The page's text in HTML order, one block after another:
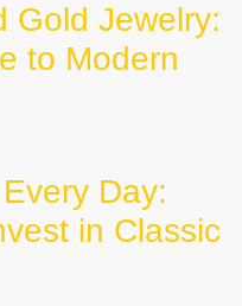
Gold Jewelry:
to Modern
Day:
in Classic